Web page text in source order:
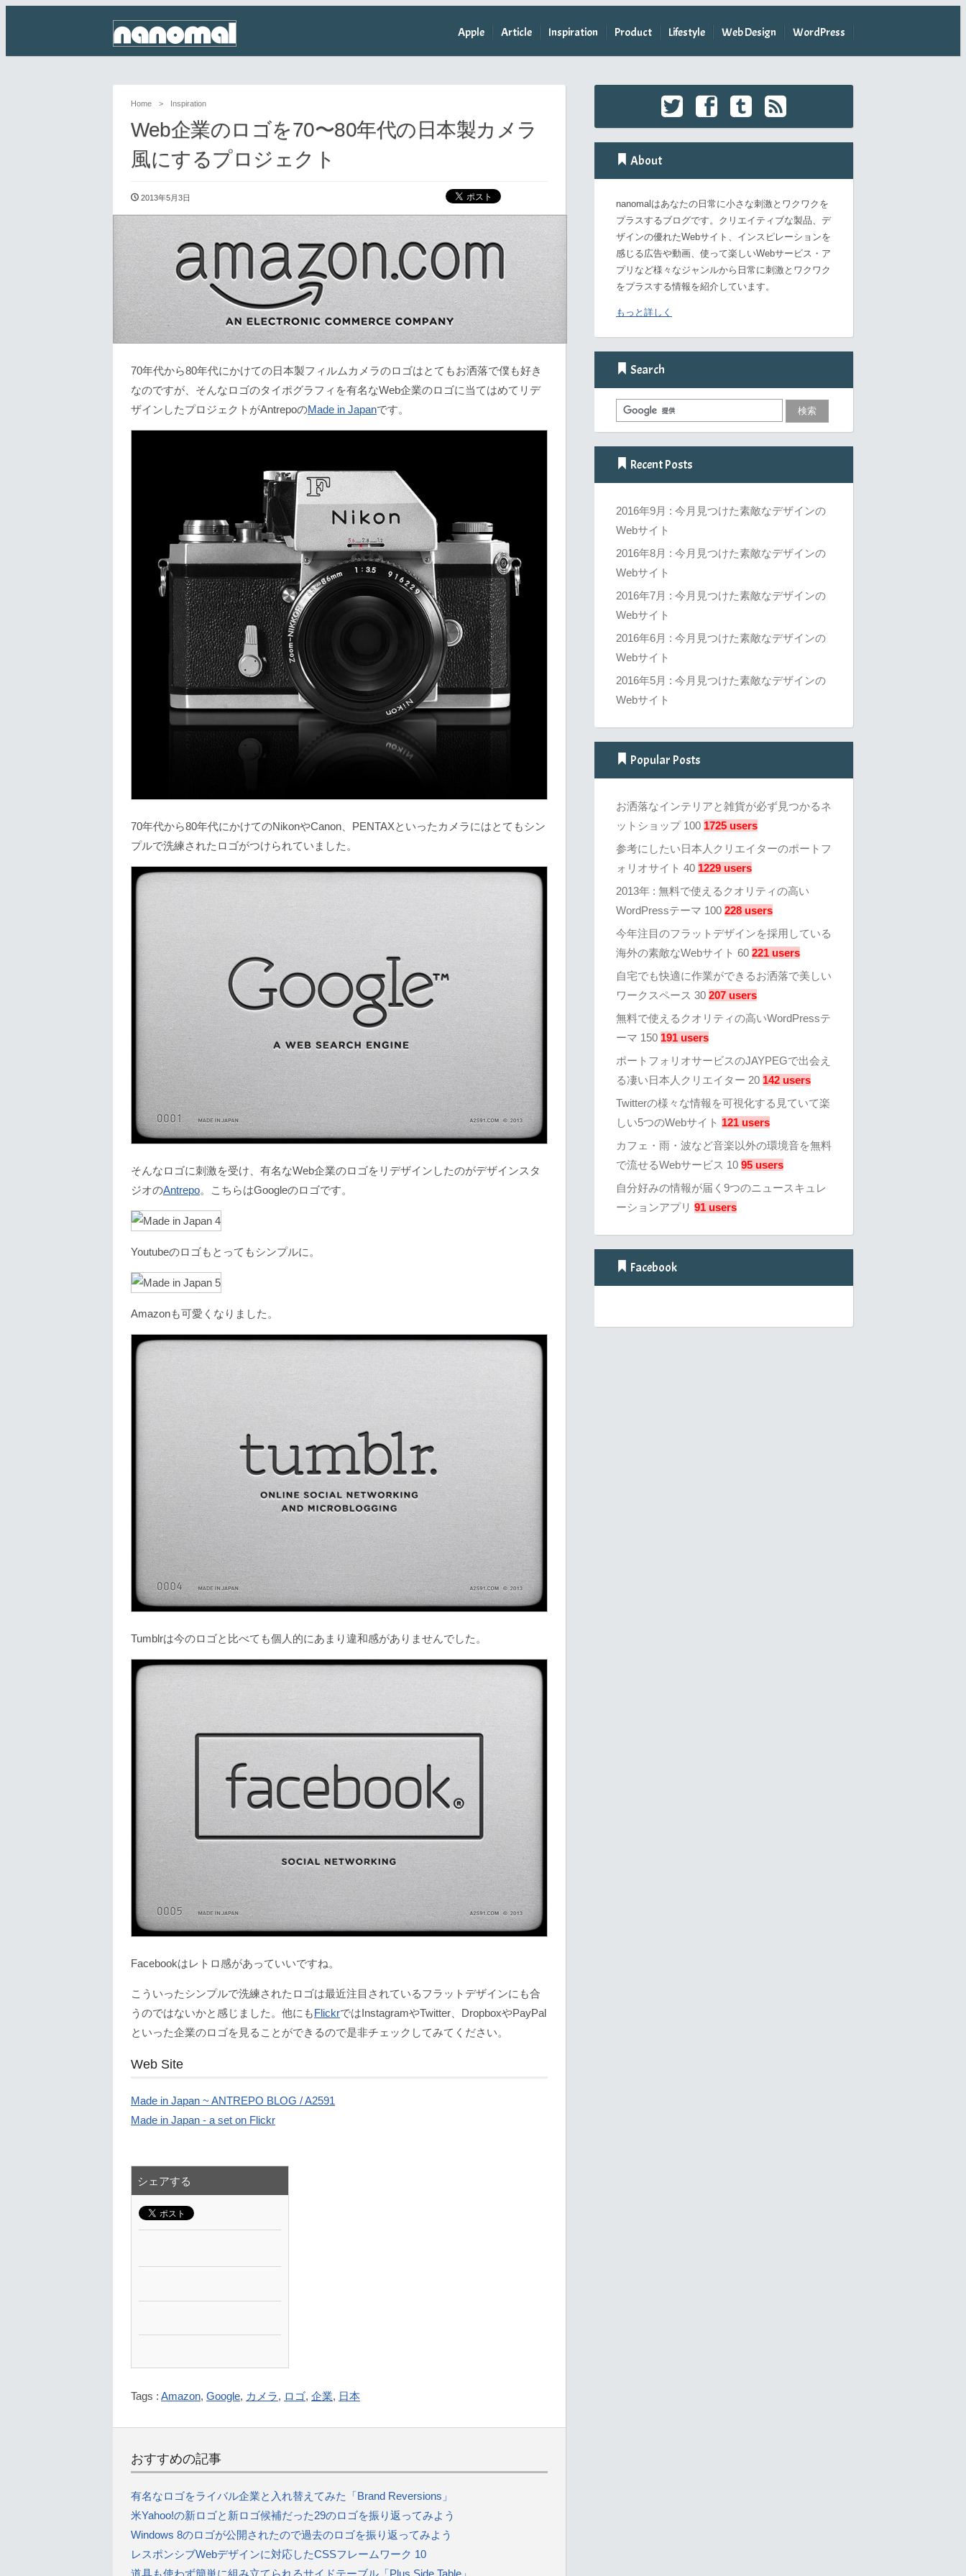
Apple Article Inspiration Product Lifestyle Web Design WordPress
Home > Inspiration
Web企業のロゴを70〜80年代の日本製カメラ
風にするプロジェクト
2013年5月3日
70年代から80年代にかけての日本製フィルムカメラのロゴはとてもお洒落で僕も好き
なのですが、そんなロゴのタイポグラフィを有名なWeb企業のロゴに当てはめてリデ
ザインしたプロジェクトがAntrepoのMade in Japanです。
70年代から80年代にかけてのNikonやCanon、PENTAXといったカメラにはとてもシン
プルで洗練されたロゴがつけられていました。
そんなロゴに刺激を受け、有名なWeb企業のロゴをリデザインしたのがデザインスタ
ジオのAntrepo。こちらはGoogleのロゴです。
Youtubeのロゴもとってもシンプルに。
Amazonも可愛くなりました。
Tumblrは今のロゴと比べても個人的にあまり違和感がありませんでした。
Facebookはレトロ感があっていいですね。
こういったシンプルで洗練されたロゴは最近注目されているフラットデザインにも合
うのではないかと感じました。他にもFlickrではInstagramやTwitter、DropboxやPayPal
といった企業のロゴを見ることができるので是非チェックしてみてください。
Web Site
Made in Japan ~ ANTREPO BLOG / A2591
Made in Japan - a set on Flickr
シェアする
Tags : Amazon, Google, カメラ, ロゴ, 企業, 日本
おすすめの記事
有名なロゴをライバル企業と入れ替えてみた「Brand Reversions」
米Yahoo!の新ロゴと新ロゴ候補だった29のロゴを振り返ってみよう
Windows 8のロゴが公開されたので過去のロゴを振り返ってみよう
レスポンシブWebデザインに対応したCSSフレームワーク 10
道具も使わず簡単に組み立てられるサイドテーブル「Plus Side Table」
About
nanomalはあなたの日常に小さな刺激とワクワクを
プラスするブログです。クリエイティブな製品、デ
ザインの優れたWebサイト、インスピレーションを
感じる広告や動画、使って楽しいWebサービス・ア
プリなど様々なジャンルから日常に刺激とワクワク
をプラスする情報を紹介しています。
もっと詳しく
Search
Recent Posts
2016年9月 : 今月見つけた素敵なデザインの
Webサイト
2016年8月 : 今月見つけた素敵なデザインの
Webサイト
2016年7月 : 今月見つけた素敵なデザインの
Webサイト
2016年6月 : 今月見つけた素敵なデザインの
Webサイト
2016年5月 : 今月見つけた素敵なデザインの
Webサイト
Popular Posts
お洒落なインテリアと雑貨が必ず見つかるネ
ットショップ 100 1725 users
参考にしたい日本人クリエイターのポートフ
ォリオサイト 40 1229 users
2013年 : 無料で使えるクオリティの高い
WordPressテーマ 100 228 users
今年注目のフラットデザインを採用している
海外の素敵なWebサイト 60 221 users
自宅でも快適に作業ができるお洒落で美しい
ワークスペース 30 207 users
無料で使えるクオリティの高いWordPressテ
ーマ 150 191 users
ポートフォリオサービスのJAYPEGで出会え
る凄い日本人クリエイター 20 142 users
Twitterの様々な情報を可視化する見ていて楽
しい5つのWebサイト 121 users
カフェ・雨・波など音楽以外の環境音を無料
で流せるWebサービス 10 95 users
自分好みの情報が届く9つのニュースキュレ
ーションアプリ 91 users
Facebook